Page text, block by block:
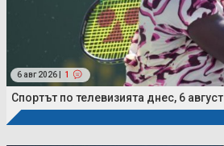
6 авг 2026 | 1
Спортът по телевизията днес, 6 август